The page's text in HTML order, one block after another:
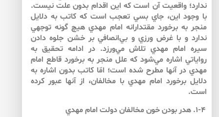
ندارد؛ واقعيت آن است كه اين اقدام بدون علت نيست.
با وجود اين، جاي بسي تعجب است كه كاتب به دلايل
منجر به برخورد مقتدارانه امام مهدي هيچ گونه توجهي
ندارد و با غرض ورزي و بي‌انصافي بر خشن جلوه دادن
سيره امام مهدي تلاش مي‌ورزد. در ادامه تحقيق به
رواياتي اشاره مي‌شود كه علل منجر به برخورد قاطع امام
مهدي در آن­ها مطرح شده است؛ امّا كاتب بدون اشاره به
دلايل برخورد امام مهدي با مخالفان، از آن­ها عبور كرده
است.
۱-۴. هدر بودن خون مخالفان دولت امام مهدي